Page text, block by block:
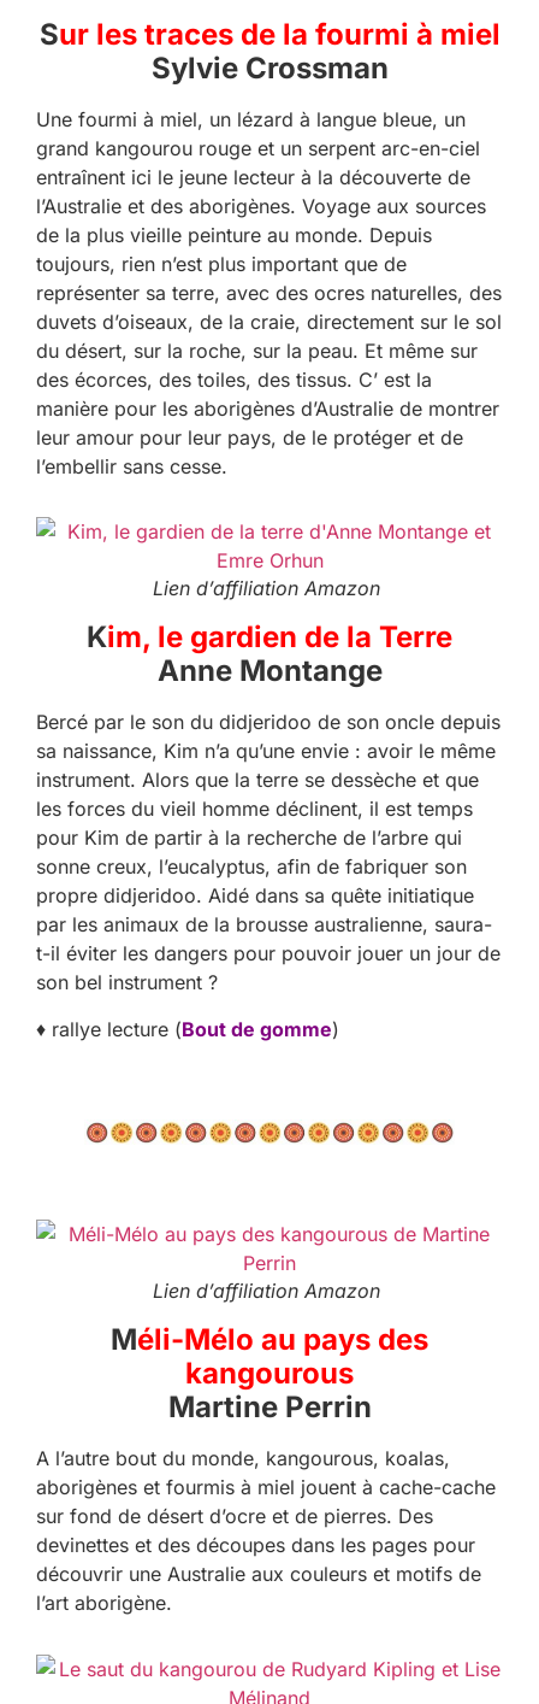
Sur les traces de la fourmi à miel
Sylvie Crossman
Une fourmi à miel, un lézard à langue bleue, un
grand kangourou rouge et un serpent arc-en-ciel
entraînent ici le jeune lecteur à la découverte de
l’Australie et des aborigènes. Voyage aux sources
de la plus vieille peinture au monde. Depuis
toujours, rien n’est plus important que de
représenter sa terre, avec des ocres naturelles, des
duvets d’oiseaux, de la craie, directement sur le sol
du désert, sur la roche, sur la peau. Et même sur
des écorces, des toiles, des tissus. C’ est la
manière pour les aborigènes d’Australie de montrer
leur amour pour leur pays, de le protéger et de
l’embellir sans cesse.
Lien d’affiliation Amazon
Kim, le gardien de la Terre
Anne Montange
Bercé par le son du didjeridoo de son oncle depuis
sa naissance, Kim n’a qu’une envie : avoir le même
instrument. Alors que la terre se dessèche et que
les forces du vieil homme déclinent, il est temps
pour Kim de partir à la recherche de l’arbre qui
sonne creux, l’eucalyptus, afin de fabriquer son
propre didjeridoo. Aidé dans sa quête initiatique
par les animaux de la brousse australienne, saura-
t-il éviter les dangers pour pouvoir jouer un jour de
son bel instrument ?
♦ rallye lecture (Bout de gomme)
Lien d’affiliation Amazon
Méli-Mélo au pays des
kangourous
Martine Perrin
A l’autre bout du monde, kangourous, koalas,
aborigènes et fourmis à miel jouent à cache-cache
sur fond de désert d’ocre et de pierres. Des
devinettes et des découpes dans les pages pour
découvrir une Australie aux couleurs et motifs de
l’art aborigène.